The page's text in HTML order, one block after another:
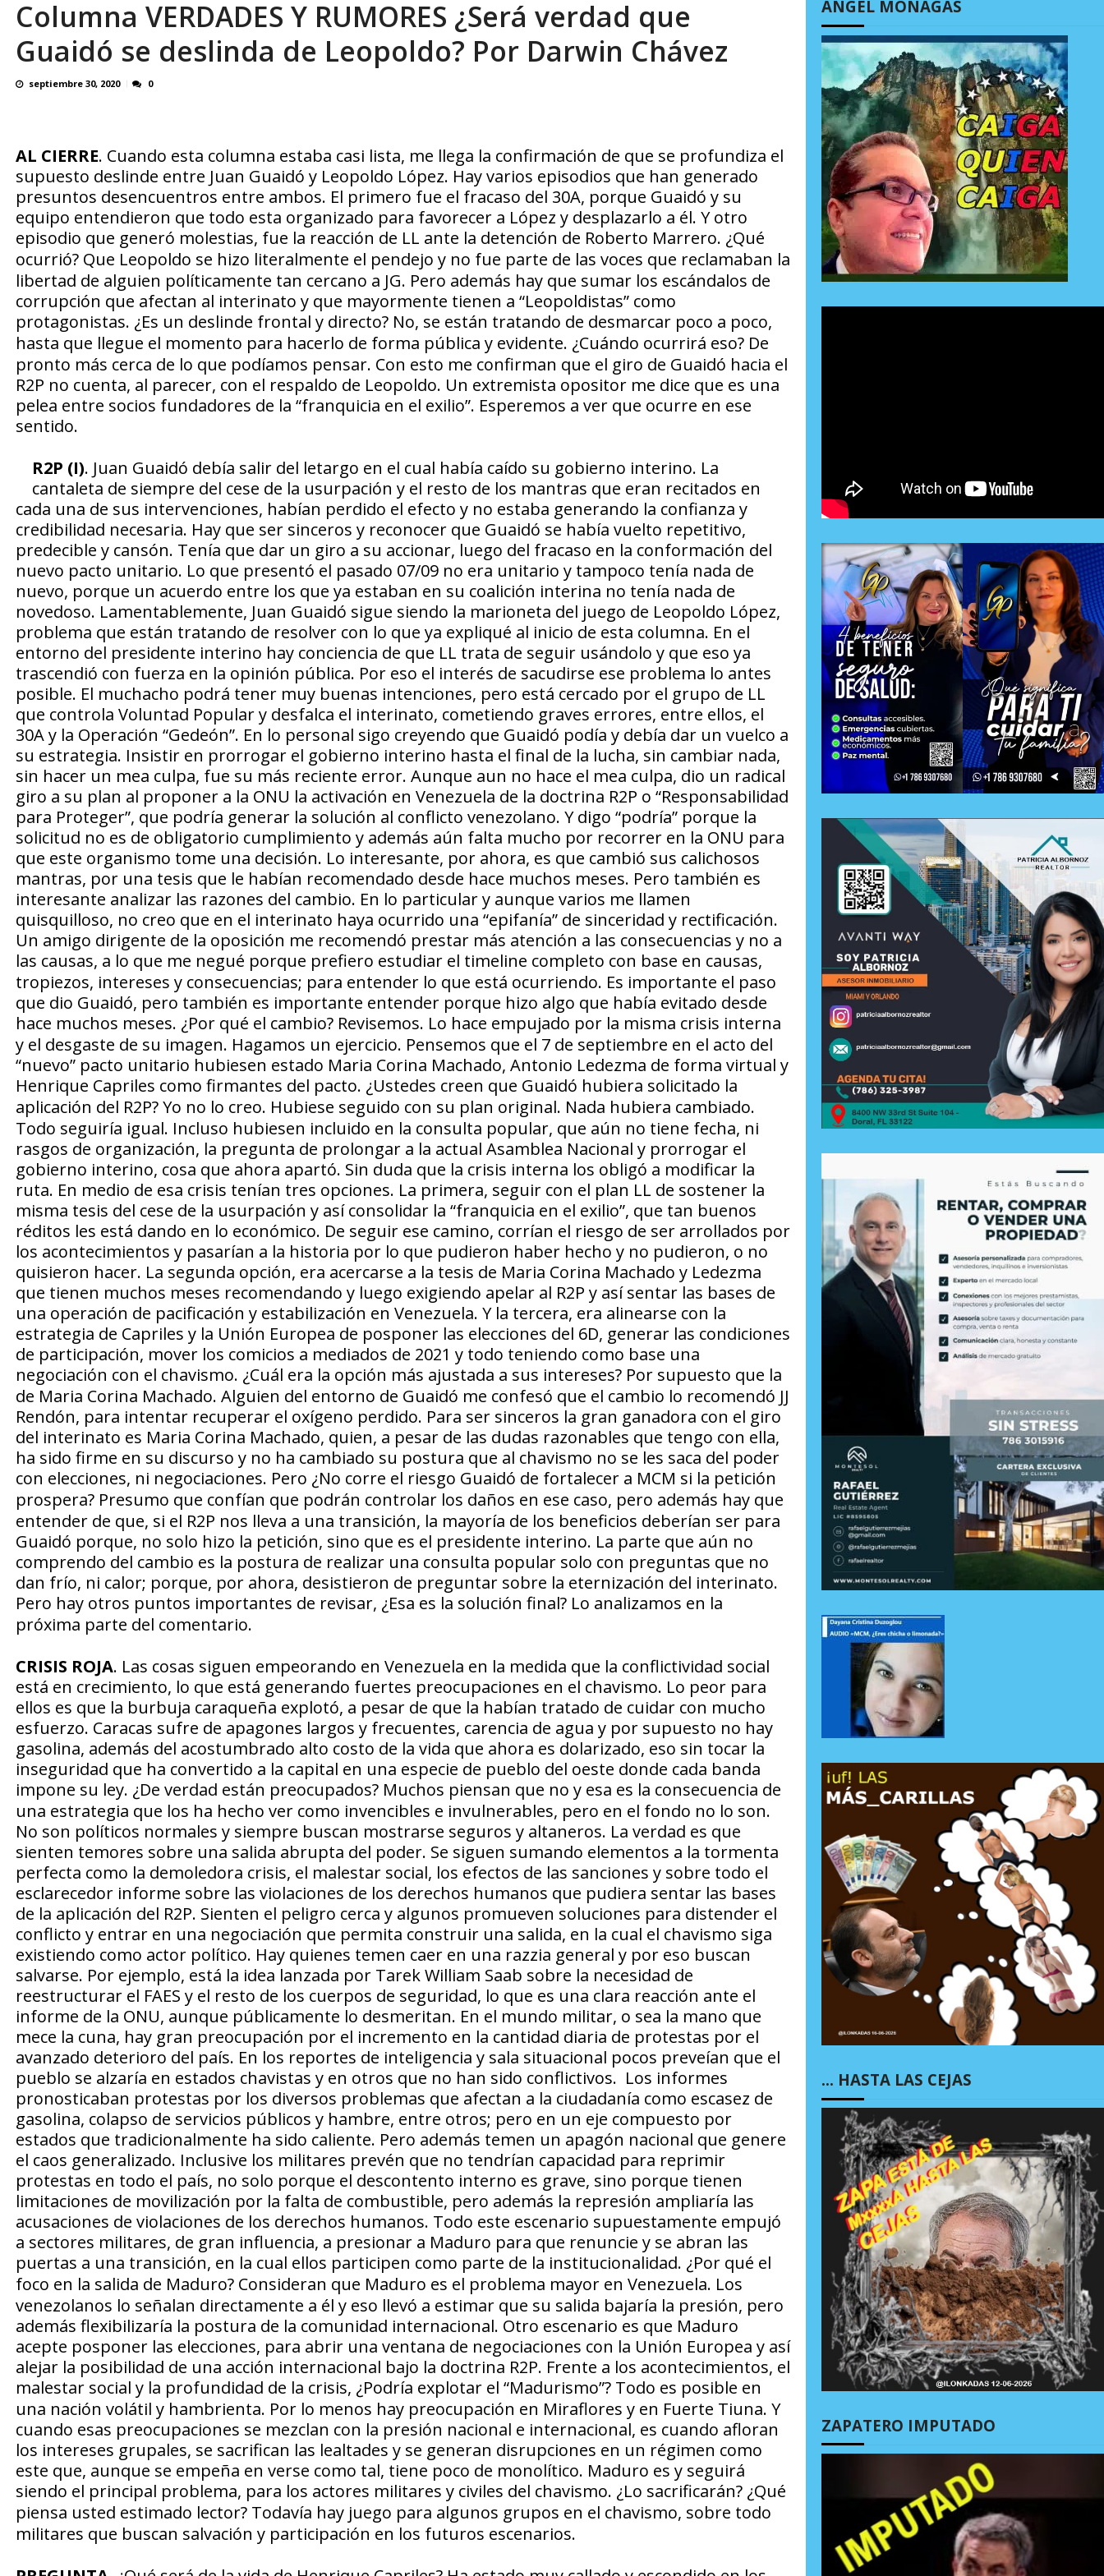
El último que apague la luz: 17 años de excusas, apagones y promesas incumplidas... AGOSTO 6, 2026
Columna VERDADES Y RUMORES ¿Será verdad que
Guaidó se deslinda de Leopoldo? Por Darwin Chávez
septiembre 30, 2020 0
AL CIERRE. Cuando esta columna estaba casi lista, me llega la confirmación de que se profundiza el
supuesto deslinde entre Juan Guaidó y Leopoldo López. Hay varios episodios que han generado
presuntos desencuentros entre ambos. El primero fue el fracaso del 30A, porque Guaidó y su
equipo entendieron que todo esta organizado para favorecer a López y desplazarlo a él. Y otro
episodio que generó molestias, fue la reacción de LL ante la detención de Roberto Marrero. ¿Qué
ocurrió?Que Leopoldo se hizo literalmente el pendejo y no fue parte de las voces que reclamaban la
libertad de alguien políticamente tan cercano a JG. Pero además hay que sumar los escándalos de
corrupción que afectan al interinato y que mayormente tienen a “Leopoldistas” como
protagonistas. ¿Es un deslinde frontal y directo?No, se están tratando de desmarcar poco a poco,
hasta que llegue el momento para hacerlo de forma pública y evidente. ¿Cuándo ocurrirá eso?De
pronto más cerca de lo que podíamos pensar. Con esto me confirman que el giro de Guaidó hacia el
R2P no cuenta, al parecer, con el respaldo de Leopoldo. Un extremista opositor me dice que es una
pelea entre socios fundadores de la “franquicia en el exilio”. Esperemos a ver que ocurre en ese
sentido.
R2P (I). Juan Guaidó debía salir del letargo en el cual había caído su gobierno interino. La
cantaleta de siempre del cese de la usurpación y el resto de los mantras que eran recitados en
cada una de sus intervenciones, habían perdido el efecto y no estaba generando la confianza y
credibilidad necesaria. Hay que ser sinceros y reconocer que Guaidó se había vuelto repetitivo,
predecible y cansón. Tenía que dar un giro a su accionar, luego del fracaso en la conformación del
nuevo pacto unitario. Lo que presentó el pasado 07/09 no era unitario y tampoco tenía nada de
nuevo, porque un acuerdo entre los que ya estaban en su coalición interina no tenía nada de
novedoso. Lamentablemente, Juan Guaidó sigue siendo la marioneta del juego de Leopoldo López,
problema que están tratando de resolver con lo que ya expliqué al inicio de esta columna. En el
entorno del presidente interino hay conciencia de que LL trata de seguir usándolo y que eso ya
trascendió con fuerza en la opinión pública. Por eso el interés de sacudirse ese problema lo antes
posible. El muchacho podrá tener muy buenas intenciones, pero está cercado por el grupo de LL
que controla Voluntad Popular y desfalca el interinato, cometiendo graves errores, entre ellos, el
30A y la Operación “Gedeón”. En lo personal sigo creyendo que Guaidó podía y debía dar un vuelco a
su estrategia. Insistir en prorrogar el gobierno interino hasta el final de la lucha, sin cambiar nada,
sin hacer un mea culpa, fue su más reciente error. Aunque aun no hace el mea culpa, dio un radical
giro a su plan al proponer a la ONU la activación en Venezuela de la doctrina R2P o “Responsabilidad
para Proteger”, que podría generar la solución al conflicto venezolano. Y digo “podría” porque la
solicitud no es de obligatorio cumplimiento y además aún falta mucho por recorrer en la ONU para
que este organismo tome una decisión. Lo interesante, por ahora, es que cambió sus calichosos
mantras, por una tesis que le habían recomendado desde hace muchos meses. Pero también es
interesante analizar las razones del cambio. En lo particular y aunque varios me llamen
quisquilloso, no creo que en el interinato haya ocurrido una “epifanía” de sinceridad y rectificación.
Un amigo dirigente de la oposición me recomendó prestar más atención a las consecuencias y no a
las causas, a lo que me negué porque prefiero estudiar el timeline completo con base en causas,
tropiezos, intereses y consecuencias; para entender lo que está ocurriendo. Es importante el paso
que dio Guaidó, pero también es importante entender porque hizo algo que había evitado desde
hace muchos meses. ¿Por qué el cambio?Revisemos. Lo hace empujado por la misma crisis interna
y el desgaste de su imagen. Hagamos un ejercicio. Pensemos que el 7 de septiembre en el acto del
“nuevo” pacto unitario hubiesen estado Maria Corina Machado, Antonio Ledezma de forma virtual y
Henrique Capriles como firmantes del pacto. ¿Ustedes creen que Guaidó hubiera solicitado la
aplicación del R2P? Yo no lo creo. Hubiese seguido con su plan original. Nada hubiera cambiado.
Todo seguiría igual. Incluso hubiesen incluido en la consulta popular, que aún no tiene fecha, ni
rasgos de organización, la pregunta de prolongar a la actual Asamblea Nacional y prorrogar el
gobierno interino, cosa que ahora apartó. Sin duda que la crisis interna los obligó a modificar la
ruta. En medio de esa crisis tenían tres opciones. La primera, seguir con el plan LL de sostener la
misma tesis del cese de la usurpación y así consolidar la “franquicia en el exilio”, que tan buenos
réditos les está dando en lo económico. De seguir ese camino, corrían el riesgo de ser arrollados por
los acontecimientos y pasarían a la historia por lo que pudieron haber hecho y no pudieron, o no
quisieron hacer. La segunda opción, era acercarse a la tesis de Maria Corina Machado y Ledezma
que tienen muchos meses recomendando y luego exigiendo apelar al R2P y así sentar las bases de
una operación de pacificación y estabilización en Venezuela. Y la tercera, era alinearse con la
estrategia de Capriles y la Unión Europea de posponer las elecciones del 6D, generar las condiciones
de participación, mover los comicios a mediados de 2021 y todo teniendo como base una
negociación con el chavismo. ¿Cuál era la opción más ajustada a sus intereses?Por supuesto que la
de Maria Corina Machado. Alguien del entorno de Guaidó me confesó que el cambio lo recomendó JJ
Rendón, para intentar recuperar el oxígeno perdido. Para ser sinceros la gran ganadora con el giro
del interinato es Maria Corina Machado, quien, a pesar de las dudas razonables que tengo con ella,
ha sido firme en su discurso y no ha cambiado su postura que al chavismo no se les saca del poder
con elecciones, ni negociaciones. Pero ¿No corre el riesgo Guaidó de fortalecer a MCM si la petición
prospera?Presumo que confían que podrán controlar los daños en ese caso, pero además hay que
entender de que, si el R2P nos lleva a una transición, la mayoría de los beneficios deberían ser para
Guaidó porque, no solo hizo la petición, sino que es el presidente interino. La parte que aún no
comprendo del cambio es la postura de realizar una consulta popular solo con preguntas que no
dan frío, ni calor; porque, por ahora, desistieron de preguntar sobre la eternización del interinato.
Pero hay otros puntos importantes de revisar, ¿Esa es la solución final?Lo analizamos en la
próxima parte del comentario.
CRISIS ROJA. Las cosas siguen empeorando en Venezuela en la medida que la conflictividad social
está en crecimiento, lo que está generando fuertes preocupaciones en el chavismo. Lo peor para
ellos es que la burbuja caraqueña explotó, a pesar de que la habían tratado de cuidar con mucho
esfuerzo. Caracas sufre de apagones largos y frecuentes, carencia de agua y por supuesto no hay
gasolina, además del acostumbrado alto costo de la vida que ahora es dolarizado, eso sin tocar la
inseguridad que ha convertido a la capital en una especie de pueblo del oeste donde cada banda
impone su ley. ¿De verdad están preocupados?Muchos piensan que no y esa es la consecuencia de
una estrategia que los ha hecho ver como invencibles e invulnerables, pero en el fondo no lo son.
No son políticos normales y siempre buscan mostrarse seguros y altaneros. La verdad es que
sienten temores sobre una salida abrupta del poder. Se siguen sumando elementos a la tormenta
perfecta como la demoledora crisis, el malestar social, los efectos de las sanciones y sobre todo el
esclarecedor informe sobre las violaciones de los derechos humanos que pudiera sentar las bases
de la aplicación del R2P. Sienten el peligro cerca y algunos promueven soluciones para distender el
conflicto y entrar en una negociación que permita construir una salida, en la cual el chavismo siga
existiendo como actor político. Hay quienes temen caer en una razzia general y por eso buscan
salvarse. Por ejemplo, está la idea lanzada por Tarek William Saab sobre la necesidad de
reestructurar el FAES y el resto de los cuerpos de seguridad, lo que es una clara reacción ante el
informe de la ONU, aunque públicamente lo desmeritan. En el mundo militar, o sea la mano que
mece la cuna, hay gran preocupación por el incremento en la cantidad diaria de protestas por el
avanzado deterioro del país. En los reportes de inteligencia y sala situacional pocos preveían que el
pueblo se alzaría en estados chavistas y en otros que no han sido conflictivos. Los informes
pronosticaban protestas por los diversos problemas que afectan a la ciudadanía como escasez de
gasolina, colapso de servicios públicos y hambre, entre otros; pero en un eje compuesto por
estados que tradicionalmente ha sido caliente. Pero además temen un apagón nacional que genere
el caos generalizado. Inclusive los militares prevén que no tendrían capacidad para reprimir
protestas en todo el país, no solo porque el descontento interno es grave, sino porque tienen
limitaciones de movilización por la falta de combustible, pero además la represión ampliaría las
acusaciones de violaciones de los derechos humanos. Todo este escenario supuestamente empujó
a sectores militares, de gran influencia, a presionar a Maduro para que renuncie y se abran las
puertas a una transición, en la cual ellos participen como parte de la institucionalidad. ¿Por qué el
foco en la salida de Maduro?Consideran que Maduro es el problema mayor en Venezuela. Los
venezolanos lo señalan directamente a él y eso llevó a estimar que su salida bajaría la presión, pero
además flexibilizaría la postura de la comunidad internacional. Otro escenario es que Maduro
acepte posponer las elecciones, para abrir una ventana de negociaciones con la Unión Europea y así
alejar la posibilidad de una acción internacional bajo la doctrina R2P. Frente a los acontecimientos, el
malestar social y la profundidad de la crisis, ¿Podría explotar el “Madurismo”?Todo es posible en
una nación volátil y hambrienta. Por lo menos hay preocupación en Miraflores y en Fuerte Tiuna. Y
cuando esas preocupaciones se mezclan con la presión nacional e internacional, es cuando afloran
los intereses grupales, se sacrifican las lealtades y se generan disrupciones en un régimen como
este que, aunque se empeña en verse como tal, tiene poco de monolítico. Maduro es y seguirá
siendo el principal problema, para los actores militares y civiles del chavismo. ¿Lo sacrificarán? ¿Qué
piensa usted estimado lector? Todavía hay juego para algunos grupos en el chavismo, sobre todo
militares que buscan salvación y participación en los futuros escenarios.
ÁNGEL MONAGAS
… HASTA LAS CEJAS
ZAPATERO IMPUTADO